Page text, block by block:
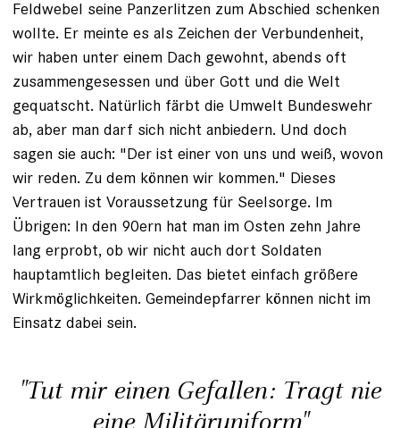
Feldwebel seine Panzerlitzen zum Abschied schenken
wollte. Er meinte es als Zeichen der Verbundenheit,
wir haben unter einem Dach gewohnt, abends oft
zusammengesessen und über Gott und die Welt
gequatscht. Natürlich färbt die Umwelt Bundeswehr
ab, aber man darf sich nicht anbiedern. Und doch
sagen sie auch: "Der ist einer von uns und weiß, wovon
wir reden. Zu dem können wir kommen." Dieses
Vertrauen ist Voraussetzung für Seelsorge. Im
Übrigen: In den 90ern hat man im Osten zehn Jahre
lang erprobt, ob wir nicht auch dort Soldaten
hauptamtlich begleiten. Das bietet einfach größere
Wirkmöglichkeiten. Gemeinde­pfarrer können nicht im
Einsatz dabei sein.
"Tut mir einen Gefallen: Tragt nie